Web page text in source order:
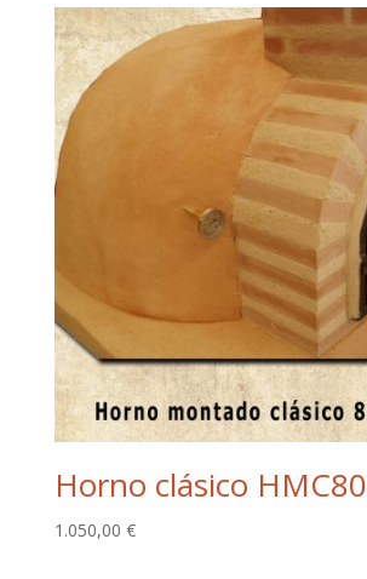
Horno clásico HMC80
1.050,00 €